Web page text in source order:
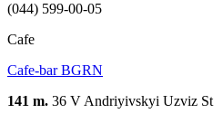
(044) 599-00-05
Cafe
Cafe-bar BGRN
141 m. 36 V Andriyivskyi Uzviz St